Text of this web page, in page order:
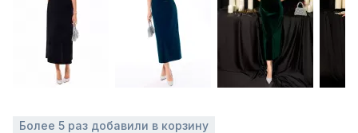
Более 5 раз добавили в корзину